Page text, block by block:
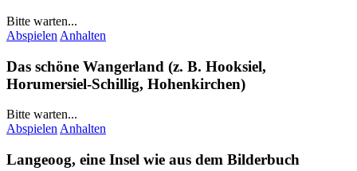
Bitte warten...
Abspielen Anhalten
Das schöne Wangerland (z. B. Hooksiel,
Horumersiel-Schillig, Hohenkirchen)
Bitte warten...
Abspielen Anhalten
Langeoog, eine Insel wie aus dem Bilderbuch